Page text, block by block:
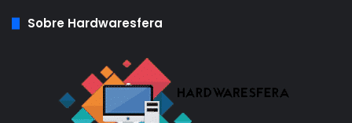
Sobre Hardwaresfera